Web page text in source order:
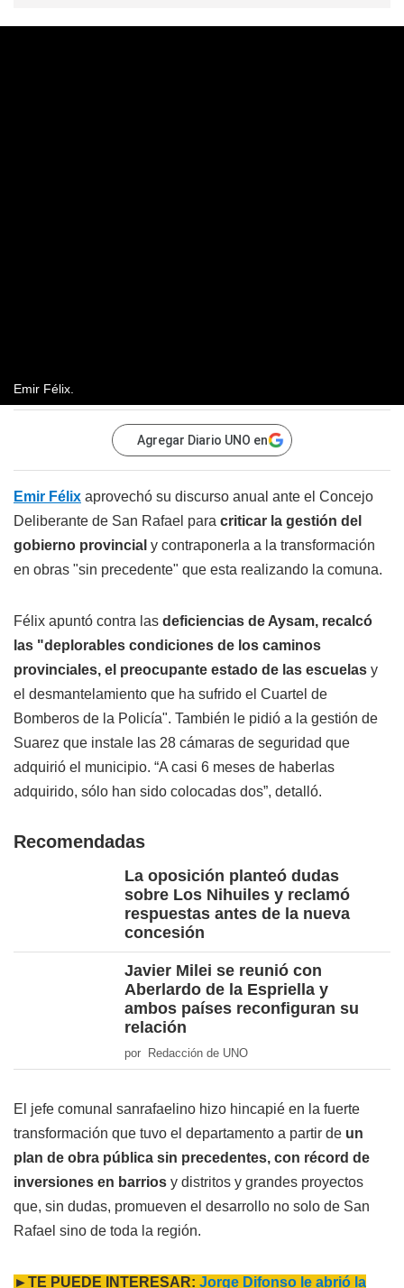
Emir Félix.
Agregar Diario UNO en
Emir Félix aprovechó su discurso anual ante el Concejo
Deliberante de San Rafael para criticar la gestión del
gobierno provincial y contraponerla a la transformación
en obras "sin precedente" que esta realizando la comuna.
Félix apuntó contra las deficiencias de Aysam, recalcó
las "deplorables condiciones de los caminos
provinciales, el preocupante estado de las escuelas y
el desmantelamiento que ha sufrido el Cuartel de
Bomberos de la Policía". También le pidió a la gestión de
Suarez que instale las 28 cámaras de seguridad que
adquirió el municipio. “A casi 6 meses de haberlas
adquirido, sólo han sido colocadas dos”, detalló.
Recomendadas
La oposición planteó dudas
sobre Los Nihuiles y reclamó
respuestas antes de la nueva
concesión
Javier Milei se reunió con
Aberlardo de la Espriella y
ambos países reconfiguran su
relación
por Redacción de UNO
El jefe comunal sanrafaelino hizo hincapié en la fuerte
transformación que tuvo el departamento a partir de un
plan de obra pública sin precedentes, con récord de
inversiones en barrios y distritos y grandes proyectos
que, sin dudas, promueven el desarrollo no solo de San
Rafael sino de toda la región.
►TE PUEDE INTERESAR: Jorge Difonso le abrió la